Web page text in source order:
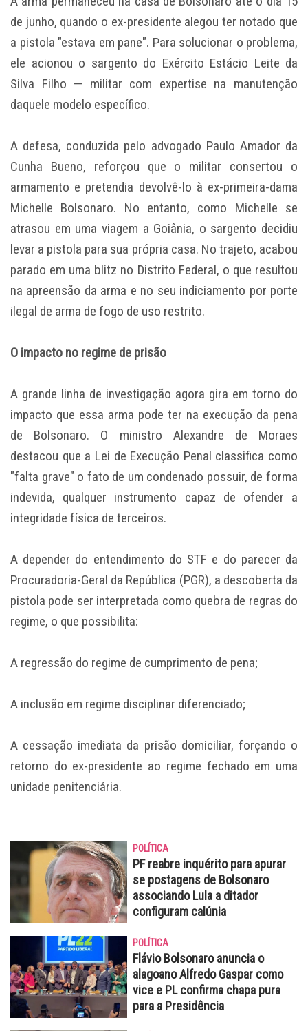
de junho, quando o ex-presidente alegou ter notado que
a pistola "estava em pane". Para solucionar o problema,
ele acionou o sargento do Exército Estácio Leite da
Silva Filho — militar com expertise na manutenção
daquele modelo específico.
A defesa, conduzida pelo advogado Paulo Amador da
Cunha Bueno, reforçou que o militar consertou o
armamento e pretendia devolvê-lo à ex-primeira-dama
Michelle Bolsonaro. No entanto, como Michelle se
atrasou em uma viagem a Goiânia, o sargento decidiu
levar a pistola para sua própria casa. No trajeto, acabou
parado em uma blitz no Distrito Federal, o que resultou
na apreensão da arma e no seu indiciamento por porte
ilegal de arma de fogo de uso restrito.
O impacto no regime de prisão
A grande linha de investigação agora gira em torno do
impacto que essa arma pode ter na execução da pena
de Bolsonaro. O ministro Alexandre de Moraes
destacou que a Lei de Execução Penal classifica como
"falta grave" o fato de um condenado possuir, de forma
indevida, qualquer instrumento capaz de ofender a
integridade física de terceiros.
A depender do entendimento do STF e do parecer da
Procuradoria-Geral da República (PGR), a descoberta da
pistola pode ser interpretada como quebra de regras do
regime, o que possibilita:
A regressão do regime de cumprimento de pena;
A inclusão em regime disciplinar diferenciado;
A cessação imediata da prisão domiciliar, forçando o
retorno do ex-presidente ao regime fechado em uma
unidade penitenciária.
POLÍTICA
PF reabre inquérito para apurar
se postagens de Bolsonaro
associando Lula a ditador
configuram calúnia
POLÍTICA
Flávio Bolsonaro anuncia o
alagoano Alfredo Gaspar como
vice e PL confirma chapa pura
para a Presidência